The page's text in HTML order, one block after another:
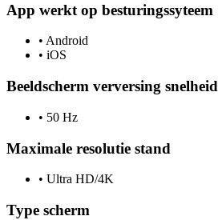
App werkt op besturingssyteem
• Android
• iOS
Beeldscherm verversing snelheid
• 50 Hz
Maximale resolutie stand
• Ultra HD/4K
Type scherm